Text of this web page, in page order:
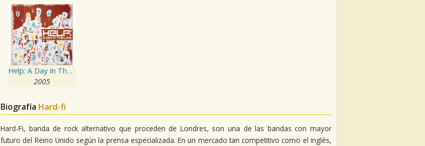
Help: A Day In The Life
2005
Biografía Hard-fi
Hard-Fi, banda de rock alternativo que proceden de Londres, son una de las bandas con mayor
futuro del Reino Unido según la prensa especializada. En un mercado tan competitivo como el inglés,